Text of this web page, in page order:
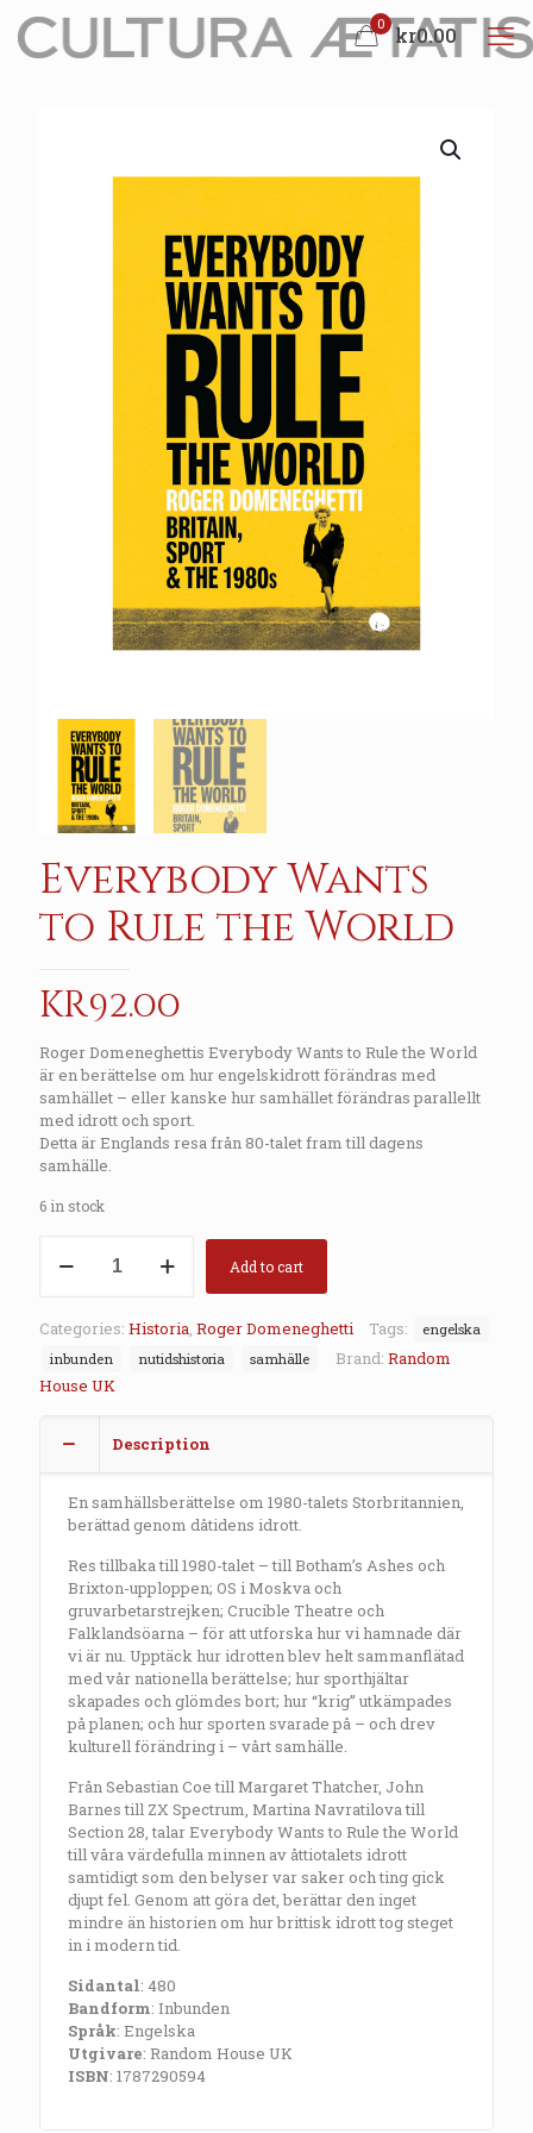
0 kr0.00
Everybody Wants
to Rule the World
kr92.00
Roger Domeneghettis Everybody Wants to Rule the World
är en berättelse om hur engelskidrott förändras med
samhället – eller kanske hur samhället förändras parallellt
med idrott och sport.
Detta är Englands resa från 80-talet fram till dagens
samhälle.
6 in stock
Wants
the
World
quantity
Add to cart
Categories: Historia, Roger Domeneghetti Tags:
engelska
inbunden
nutidshistoria samhälle Brand: Random
House UK
Description
En samhällsberättelse om 1980-talets Storbritannien,
berättad genom dåtidens idrott.
Res tillbaka till 1980-talet – till Botham’s Ashes och
Brixton-upploppen; OS i Moskva och
gruvarbetarstrejken; Crucible Theatre och
Falklandsöarna – för att utforska hur vi hamnade där
vi är nu. Upptäck hur idrotten blev helt sammanflätad
med vår nationella berättelse; hur sporthjältar
skapades och glömdes bort; hur “krig” utkämpades
på planen; och hur sporten svarade på – och drev
kulturell förändring i – vårt samhälle.
Från Sebastian Coe till Margaret Thatcher, John
Barnes till ZX Spectrum, Martina Navratilova till
Section 28, talar Everybody Wants to Rule the World
till våra värdefulla minnen av åttiotalets idrott
samtidigt som den belyser var saker och ting gick
djupt fel. Genom att göra det, berättar den inget
mindre än historien om hur brittisk idrott tog steget
in i modern tid.
Sidantal: 480
Bandform: Inbunden
Språk: Engelska
Utgivare: Random House UK
ISBN: 1787290594